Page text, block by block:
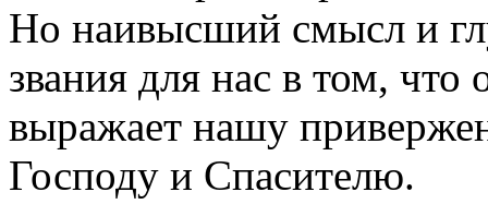
Но наивысший смысл и
звания для нас в том, что
выражает нашу
Господу и Спасителю.